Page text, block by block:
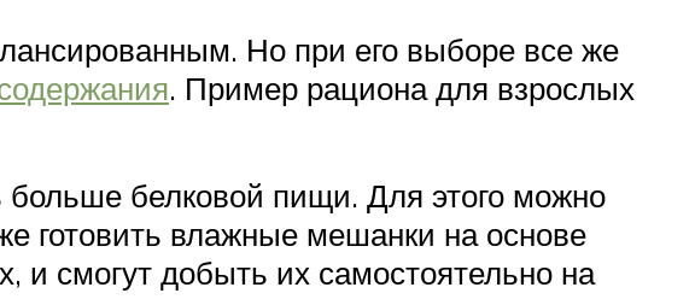
Но при его выборе все же
. Пример рациона для взрослых
белковой пищи. Для этого можно
готовить влажные мешанки на основе
и смогут добыть их самостоятельно на